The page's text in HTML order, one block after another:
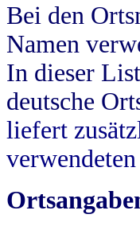
Bei den
Namen
In dieser
deutsche
liefert